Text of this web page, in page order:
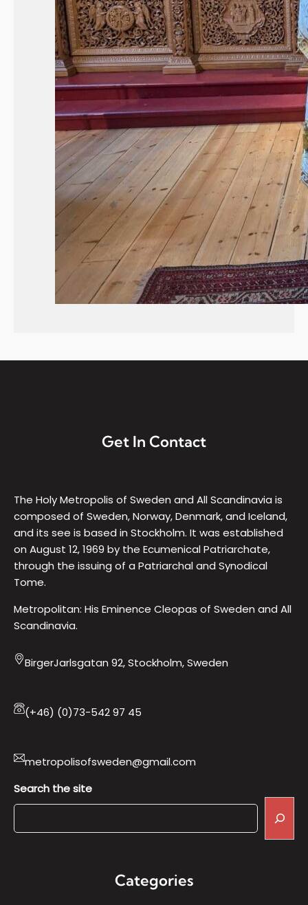
Get In Contact
The Holy Metropolis of Sweden and All Scandinavia is
composed of Sweden, Norway, Denmark, and Iceland,
and its see is based in Stockholm. It was established
on August 12, 1969 by the Ecumenical Patriarchate,
through the issuing of a Patriarchal and Synodical
Tome.
Metropolitan: His Eminence Cleopas of Sweden and All
Scandinavia.
BirgerJarlsgatan 92, Stockholm, Sweden
(+46) (0)73-542 97 45
metropolisofsweden@gmail.com
Search the site
Categories